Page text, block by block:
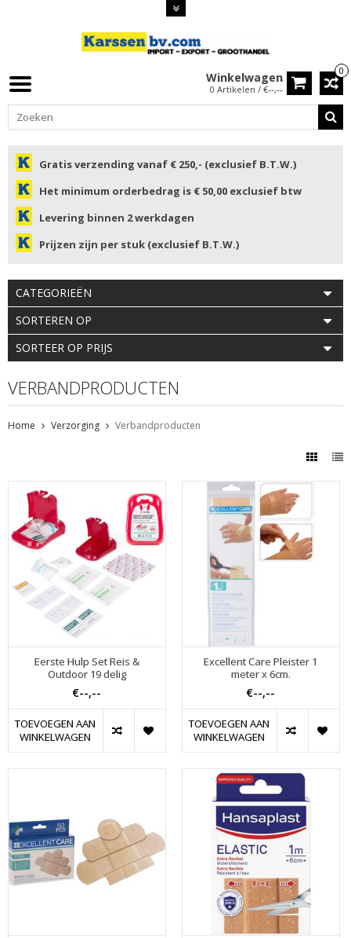
0
Winkelwagen
0 Artikelen / €--,--
Gratis verzending vanaf € 250,- (exclusief B.T.W.)
Het minimum orderbedrag is € 50,00 exclusief btw
Levering binnen 2 werkdagen
Prijzen zijn per stuk (exclusief B.T.W.)
CATEGORIEËN
SORTEREN OP
SORTEER OP PRIJS
VERBANDPRODUCTEN
Home Verzorging Verbandproducten
Eerste Hulp Set Reis &
Outdoor 19 delig
€--,--
TOEVOEGEN AAN
WINKELWAGEN
Excellent Care Pleister 1
meter x 6cm.
€--,--
TOEVOEGEN AAN
WINKELWAGEN